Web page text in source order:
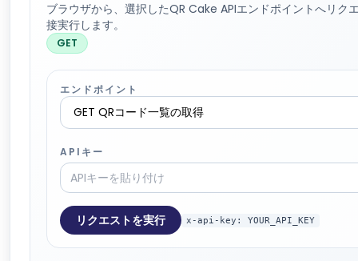
ブラウザから、選択したQR Cake APIエンドポイントへリク
接実行します。
GET
エンドポイント
APIキー
リクエストを実行 x-api-key: YOUR_API_KEY